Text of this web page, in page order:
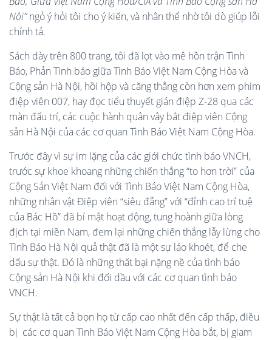
Nội”ngỏ ý hỏi tôi cho ý kiến, và nhân thể nhờ tôi dò giúp lỗi
chính tả.
Sách dày trên 800 trang, tôi đã lọt vào mê hồn trận Tình
Báo, Phản Tình báo giữa Tình Báo Việt Nam Cộng Hòa và
Cộng sản Hà Nội, hồi hộp và căng thẳng còn hơn xem phim
điệp viên 007, hay đọc tiểu thuyết gián điệp Z-28 qua các
màn đấu trí, các cuộc hành quân vây bắt điệp viên Cộng
sản Hà Nội của các cơ quan Tình Báo Việt Nam Cộng Hòa.
Trước đây vì sự im lặng của các giới chức tình báo VNCH,
trước sự khoe khoang những chiến thắng “to hơn trời” của
Cộng Sản Việt Nam đối với Tình Báo Việt Nam Cộng Hòa,
những nhân vật Điệp viên “siêu đẵng” với “đỉnh cao trí tuệ
của Bác Hồ” đã bí mật hoạt động, tung hoành giữa lòng
địch tại miền Nam, đem lại những chiến thắng lẫy lừng cho
Tình Báo Hà Nội quả thật đã là một sự láo khoét, để che
dấu sự thật. Đó là những thất bại nặng nề của tình báo
Cộng sản Hà Nội khi đối dầu với các cơ quan tình báo
VNCH.
Sự thật là tất cả bọn họ từ cấp cao nhất đến cấp thấp, điều
bị các cơ quan Tình Báo Việt Nam Cộng Hòa bắt, bị giam